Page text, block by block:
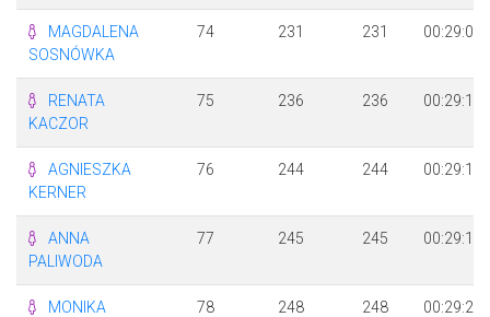
MAGDALENA
SOSNÓWKA
74 231 231 00:29:05
RENATA
KACZOR
75 236 236 00:29:11
AGNIESZKA
KERNER
76 244 244 00:29:18
ANNA
PALIWODA
77 245 245 00:29:19
MONIKA
78 248 248 00:29:22